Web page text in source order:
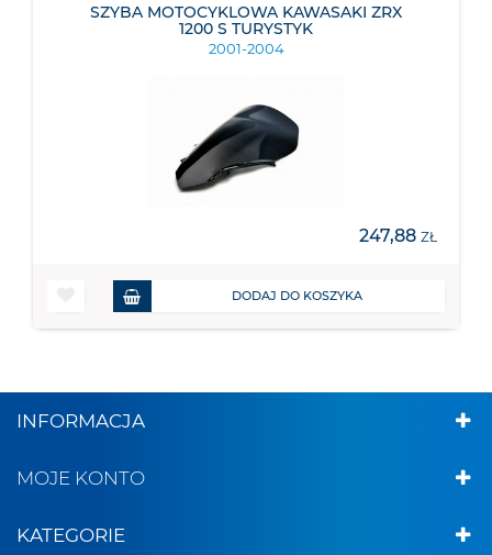
SZYBA MOTOCYKLOWA KAWASAKI ZRX
1200 S TURYSTYK
2001-2004
247,88 ZŁ
DODAJ DO KOSZYKA
INFORMACJA
MOJE KONTO
KATEGORIE